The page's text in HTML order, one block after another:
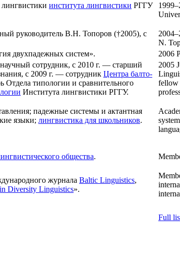
лингвистики института лингвистики РГГУ
руководитель В.Н. Топоров (†2005), с
N.
двухпадежных систем».
2006
сотрудник, с 2010 г. — старший
с 2009 г. — сотрудник Центра балто-
Отдела типологии и сравнительного
Института лингвистики РГГУ.
2005
fellow
падежные системы и актантная
языки; лингвистика для школьников.
общества.
журнала Baltic Linguistics,
Diversity Linguistics».
Full